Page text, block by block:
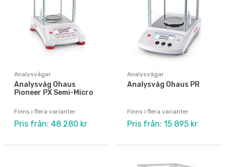
Analysvågar
Analysvåg Ohaus
Pioneer PX Semi-Micro
Finns i flera varianter
Pris från: 48 280 kr
Analysvågar
Analysvåg Ohaus PR
Finns i flera varianter
Pris från: 15 895 kr